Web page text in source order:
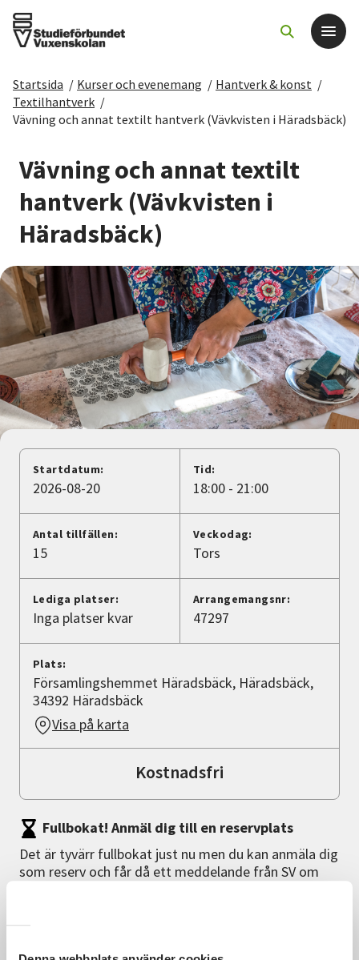
Det här gör vi
Sök kurser och evenemang
Om SV
Starta studiecirkel
Cirkelledare
Nyheter
Avdelningar
Lyssna
Startsida / Kurser och evenemang / Hantverk & konst /
Textilhantverk /
Vävning och annat textilt hantverk (Vävkvisten i Häradsbäck)
Vävning och annat textilt
hantverk (Vävkvisten i
Häradsbäck)
Startdatum:
2026-08-20
Tid:
18:00 - 21:00
Antal tillfällen:
15
Veckodag:
Tors
Lediga platser:
Inga platser kvar
Arrangemangsnr:
47297
Plats:
Församlingshemmet Häradsbäck, Häradsbäck,
34392 Häradsbäck
Visa på karta
Kostnadsfri
Fullbokat! Anmäl dig till en reservplats
Det är tyvärr fullbokat just nu men du kan anmäla dig
som reserv och får då ett meddelande från SV om